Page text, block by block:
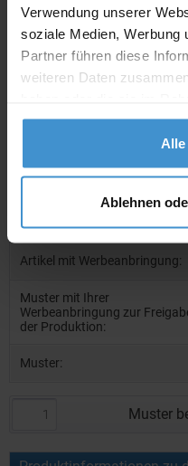
Verwendung unserer
soziale Medien, Werbung
Partner führen diese
weiteren Daten
gesammelt haben.
Alle
Ablehnen
netto Privatkunden
In den
Lieferzeiten
Artikel mit Werbeanbringung:
Muster mit Ihrer
Werbeanbringung zur
der Produktion:
Muster:
Muster